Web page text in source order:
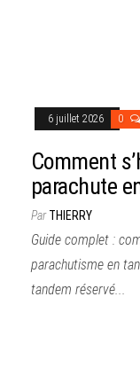
6 juillet 2026 0
Comment
parachute
ParTHIERRY
Guide complet :
parachutisme en
tandem réservé...